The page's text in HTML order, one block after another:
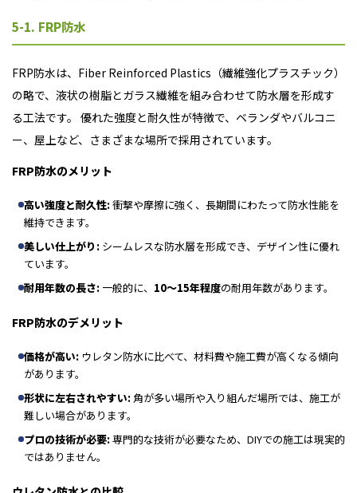
5-1. FRP防水
FRP防水は、Fiber Reinforced Plastics（繊維強化プラスチック）
の略で、液状の樹脂とガラス繊維を組み合わせて防水層を形成す
る工法です。 優れた強度と耐久性が特徴で、ベランダやバルコニ
ー、屋上など、さまざまな場所で採用されています。
FRP防水のメリット
高い強度と耐久性:衝撃や摩擦に強く、長期間にわたって防水性能を
維持できます。
美しい仕上がり: シームレスな防水層を形成でき、デザイン性に優れ
ています。
耐用年数の長さ: 一般的に、 10～15年程度の耐用年数があります。
FRP防水のデメリット
価格が高い: ウレタン防水に比べて、材料費や施工費が高くなる傾向
があります。
形状に左右されやすい: 角が多い場所や入り組んだ場所では、施工が
難しい場合があります。
プロの技術が必要:専門的な技術が必要なため、DIYでの施工は現実的
ではありません。